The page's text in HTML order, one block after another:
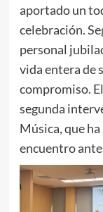
aportado un
celebración.
personal
vida entera de
compromiso.
segunda
Música, que
encuentro